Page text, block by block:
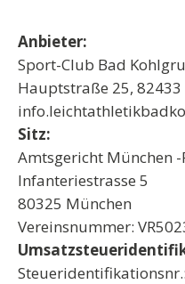
Anbieter:
Sport-Club Bad
Hauptstraße 25,
Sitz:
Amtsgericht München
Infanteriestrasse 5
80325 München
Vereinsnummer: